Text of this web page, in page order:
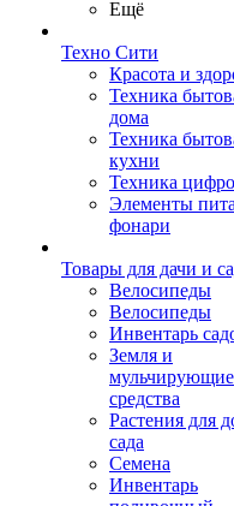
Ещё
Техно Сити
Красота и
Техника
дома
Техника
кухни
Техника
Элементы
фонари
Товары для дачи и
Велосипеды
Велосипеды
Инвентарь
Земля и
мульчирующие
средства
Растения для
сада
Семена
Инвентарь